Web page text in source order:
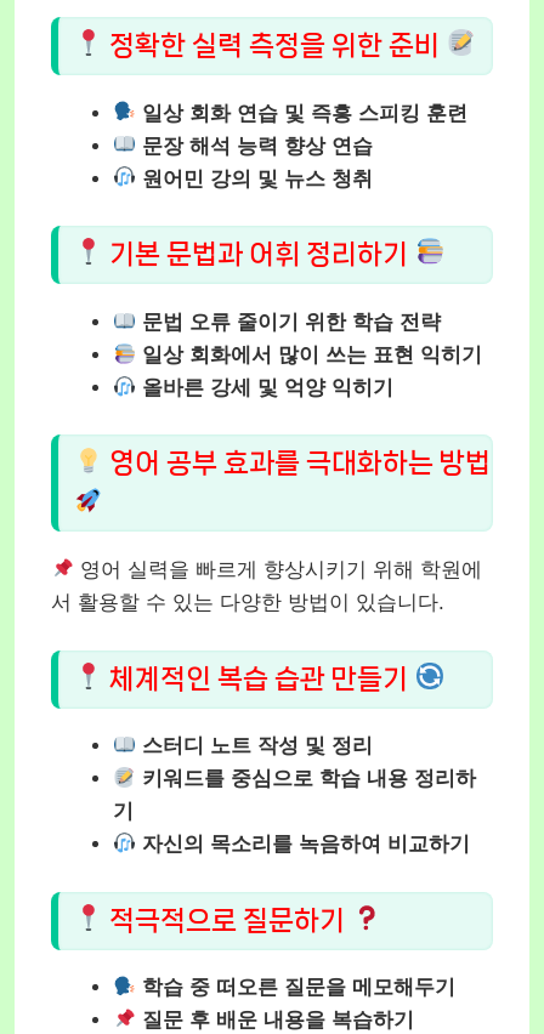
정확한 실력 측정을 위한 준비
일상 회화 연습 및 즉흥 스피킹 훈련
문장 해석 능력 향상 연습
원어민 강의 및 뉴스 청취
기본 문법과 어휘 정리하기
문법 오류 줄이기 위한 학습 전략
일상 회화에서 많이 쓰는 표현 익히기
올바른 강세 및 억양 익히기
영어 공부 효과를 극대화하는 방법
영어 실력을 빠르게 향상시키기 위해 학원에
서 활용할 수 있는 다양한 방법이 있습니다.
체계적인 복습 습관 만들기
스터디 노트 작성 및 정리
키워드를 중심으로 학습 내용 정리하
기
자신의 목소리를 녹음하여 비교하기
적극적으로 질문하기
학습 중 떠오른 질문을 메모해두기
질문 후 배운 내용을 복습하기